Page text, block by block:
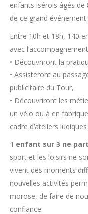
enfants isérois âgés de
de ce grand
Entre 10h et 18h, 140
avec
• Découvriront la
• Assisteront au
publicitaire du Tour,
• Découvriront les
un vélo ou à en
cadre d’ateliers
1 enfant sur 3 ne
sport et les loisirs ne
vivent des moments
nouvelles activités
morose, de faire de
confiance.